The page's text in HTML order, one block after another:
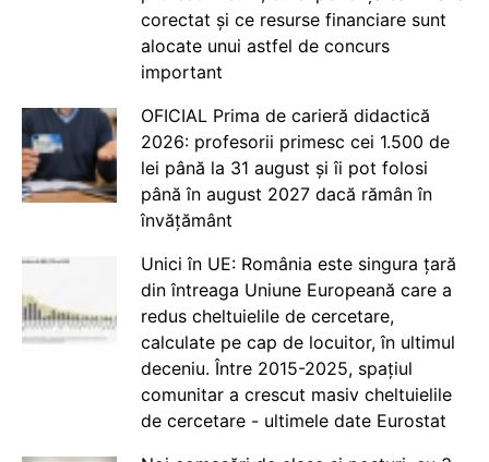
corectat și ce resurse financiare sunt
alocate unui astfel de concurs
important
OFICIAL Prima de carieră didactică
2026: profesorii primesc cei 1.500 de
lei până la 31 august și îi pot folosi
până în august 2027 dacă rămân în
învățământ
Unici în UE: România este singura țară
din întreaga Uniune Europeană care a
redus cheltuielile de cercetare,
calculate pe cap de locuitor, în ultimul
deceniu. Între 2015-2025, spațiul
comunitar a crescut masiv cheltuielile
de cercetare - ultimele date Eurostat